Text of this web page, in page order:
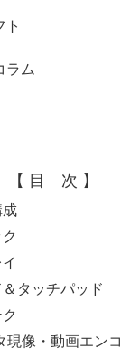
ト
ラム
【 目 次 】
成
タッチパッド
現像・動画エン